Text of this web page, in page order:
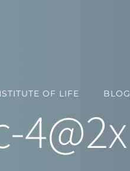
OF LIFE BLOG
4@2x